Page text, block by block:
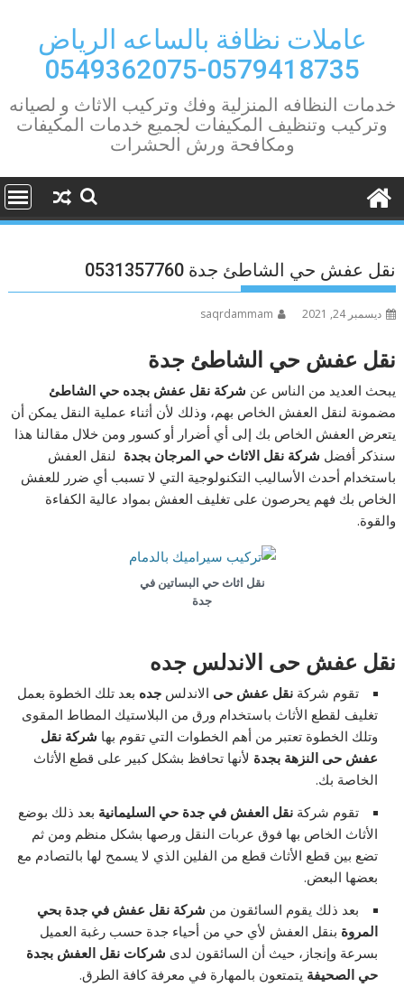
contentعاملات نظافة بالساعه الرياض
0579418735-0549362075
خدمات النظافه المنزلية وفك وتركيب الاثاث و لصيانه
وتركيب وتنظيف المكيفات لجميع خدمات المكيفات
ومكافحة ورش الحشرات
نقل عفش حي الشاطئ جدة 0531357760
ديسمبر 24, 2021 saqrdammam
نقل عفش حي الشاطئ جدة
يبحث العديد من الناس عن شركة نقل عفش بجده حي الشاطئ
مضمونة لنقل العفش الخاص بهم، وذلك لأن أثناء عملية النقل يمكن أن
يتعرض العفش الخاص بك إلى أي أضرار أو كسور ومن خلال مقالنا هذا
سنذكر أفضل شركة نقل الاثاث حي المرجان بجدة لنقل العفش
باستخدام أحدث الأساليب التكنولوجية التي لا تسبب أي ضرر للعفش
الخاص بك فهم يحرصون على تغليف العفش بمواد عالية الكفاءة
والقوة.
نقل اثاث حي البساتين في
جدة
نقل عفش حى الاندلس جده
تقوم شركةنقل عفش حى الاندلسجده بعد تلك الخطوة بعمل
تغليف لقطع الأثاث باستخدام ورق من البلاستيك المطاط المقوى
وتلك الخطوة تعتبر من أهم الخطوات التي تقوم بها شركة نقل
عفش حى النزهة بجدة لأنها تحافظ بشكل كبير على قطع الأثاث
الخاصة بك.
تقوم شركةنقل العفش في جدة حي السليمانية بعد ذلك بوضع
الأثاث الخاص بها فوق عربات النقل ورصها بشكل منظم ومن ثم
تضع بين قطع الأثاث قطع من الفلين الذي لا يسمح لها بالتصادم مع
بعضها البعض.
بعد ذلك يقوم السائقون من شركة نقل عفش في جدة بحي
المروة بنقل العفش لأي حي من أحياء جدة حسب رغبة العميل
بسرعة وإنجاز، حيث أن السائقون لدى شركات نقل العفش بجدة
حي الصحيفة يتمتعون بالمهارة في معرفة كافة الطرق.